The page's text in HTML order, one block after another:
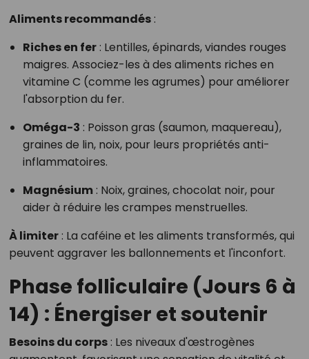
Aliments recommandés:
Riches en fer: Lentilles, épinards, viandes rouges
maigres. Associez-les à des aliments riches en
vitamine C (comme les agrumes) pour améliorer
l'absorption du fer.
Oméga-3 : Poisson gras (saumon, maquereau),
graines de lin, noix, pour leurs propriétés anti-
inflammatoires.
Magnésium: Noix, graines, chocolat noir, pour
aider à réduire les crampes menstruelles.
À limiter: La caféine et les aliments transformés, qui
peuvent aggraver les ballonnements et l'inconfort.
Phase folliculaire (Jours 6 à
14) : Énergiser et soutenir
Besoins du corps: Les niveaux d'œstrogènes